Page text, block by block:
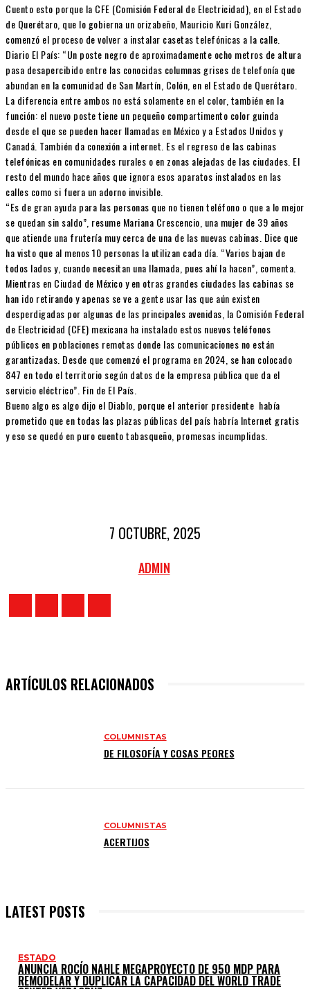
Cuento esto porque la CFE (Comisión Federal de Electricidad), en el Estado
de Querétaro, que lo gobierna un orizabeño, Mauricio Kuri González,
comenzó el proceso de volver a instalar casetas telefónicas a la calle.
Diario El País: “Un poste negro de aproximadamente ocho metros de altura
pasa desapercibido entre las conocidas columnas grises de telefonía que
abundan en la comunidad de San Martín, Colón, en el Estado de Querétaro.
La diferencia entre ambos no está solamente en el color, también en la
función: el nuevo poste tiene un pequeño compartimento color guinda
desde el que se pueden hacer llamadas en México y a Estados Unidos y
Canadá. También da conexión a internet. Es el regreso de las cabinas
telefónicas en comunidades rurales o en zonas alejadas de las ciudades. El
resto del mundo hace años que ignora esos aparatos instalados en las
calles como si fuera un adorno invisible.
“Es de gran ayuda para las personas que no tienen teléfono o que a lo mejor
se quedan sin saldo”, resume Mariana Crescencio, una mujer de 39 años
que atiende una frutería muy cerca de una de las nuevas cabinas. Dice que
ha visto que al menos 10 personas la utilizan cada día. “Varios bajan de
todos lados y, cuando necesitan una llamada, pues ahí la hacen”, comenta.
Mientras en Ciudad de México y en otras grandes ciudades las cabinas se
han ido retirando y apenas se ve a gente usar las que aún existen
desperdigadas por algunas de las principales avenidas, la Comisión Federal
de Electricidad (CFE) mexicana ha instalado estos nuevos teléfonos
públicos en poblaciones remotas donde las comunicaciones no están
garantizadas. Desde que comenzó el programa en 2024, se han colocado
847 en todo el territorio según datos de la empresa pública que da el
servicio eléctrico”. Fin de El País.
Bueno algo es algo dijo el Diablo, porque el anterior presidente había
prometido que en todas las plazas públicas del país habría Internet gratis
y eso se quedó en puro cuento tabasqueño, promesas incumplidas.
7 OCTUBRE, 2025
ADMIN
ARTÍCULOS RELACIONADOS
COLUMNISTAS
DE FILOSOFÍA Y COSAS PEORES
COLUMNISTAS
ACERTIJOS
LATEST POSTS
ESTADO
ANUNCIA ROCÍO NAHLE MEGAPROYECTO DE 950 MDP PARA
REMODELAR Y DUPLICAR LA CAPACIDAD DEL WORLD TRADE